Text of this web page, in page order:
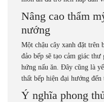
Nâng cao thẩm
nướng
Một chậu cây xanh đặt trên
đảo bếp sẽ tạo cảm giác
hứng nấu ăn. Đây cũng là
thất bếp hiện đại hướng đến
Ý nghĩa phong